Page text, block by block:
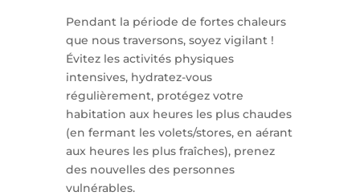
Pendant la période de fortes chaleurs
que nous traversons, soyez vigilant !
Évitez les activités physiques
intensives, hydratez-vous
régulièrement, protégez votre
habitation aux heures les plus chaudes
(en fermant les volets/stores, en aérant
aux heures les plus fraîches), prenez
des nouvelles des personnes
vulnérables.